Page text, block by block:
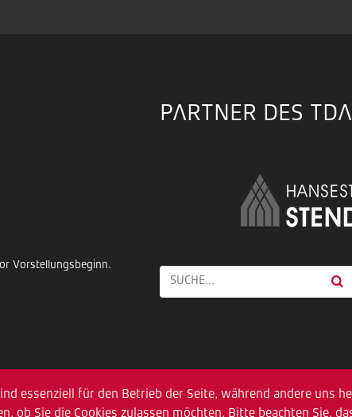
Vorstellungsbeginn.
PARTNER DES TDA
essenziell für den Betrieb der Seite, während andere uns
ob Sie die Cookies zulassen möchten. Bitte beachten Sie,